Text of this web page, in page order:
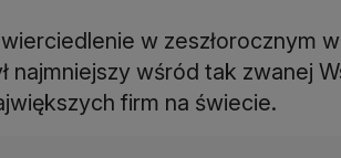
w zeszłorocznym
najmniejszy wśród tak zwanej
firm na świecie.